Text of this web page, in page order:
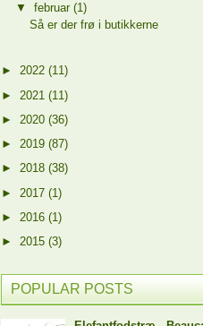
▼ februar (1)
Så er der frø i butikkerne
► 2022 (11)
► 2021 (11)
► 2020 (36)
► 2019 (87)
► 2018 (38)
► 2017 (1)
► 2016 (1)
► 2015 (3)
POPULAR POSTS